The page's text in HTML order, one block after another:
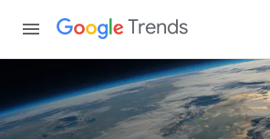
Trends